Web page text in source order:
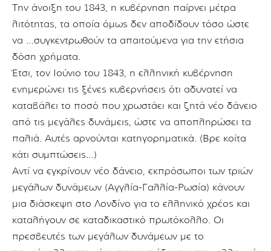
Την άνοιξη του 1843, η κυβέρνηση παίρνει μέτρα
λιτότητας, τα οποία όμως δεν αποδίδουν τόσο ώστε
να …συγκεντρωθούν τα απαιτούμενα για την ετήσια
δόση χρήματα.
Έτσι, τον Ιούνιο του 1843, η ελληνική κυβέρνηση
ενημερώνει τις ξένες κυβερνήσεις ότι αδυνατεί να
καταβάλει το ποσό που χρωστάει και ζητά νέο δάνειο
από τις μεγάλες δυνάμεις, ώστε να αποπληρώσει τα
παλιά. Αυτές αρνούνται κατηγορηματικά. (Βρε κοίτα
κάτι συμπτώσεις…)
Αντί να εγκρίνουν νέο δάνειο, εκπρόσωποι των τριών
μεγάλων δυνάμεων (Αγγλία-Γαλλία-Ρωσία) κάνουν
μια διάσκεψη στο Λονδίνο για το ελληνικό χρέος και
καταλήγουν σε καταδικαστικό πρωτόκολλο. Οι
πρεσβευτές των μεγάλων δυνάμεων με το